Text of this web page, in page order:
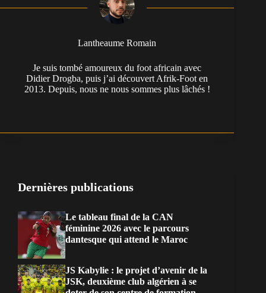
Lantheaume Romain
Je suis tombé amoureux du foot africain avec
Didier Drogba, puis j’ai découvert Afrik-Foot en
2013. Depuis, nous ne nous sommes plus lâchés !
Dernières publications
Le tableau final de la CAN
féminine 2026 avec le parcours
dantesque qui attend le Maroc
JS Kabylie : le projet d’avenir de la
JSK, deuxième club algérien à se